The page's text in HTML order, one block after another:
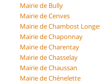
Mairie de Bully
Mairie de Cenves
Mairie de Chambost
Mairie de Chaponnay
Mairie de Charentay
Mairie de Chasselay
Mairie de Chaussan
Mairie de Chénelette